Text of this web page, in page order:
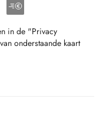
in de "Privacy
onderstaande kaart